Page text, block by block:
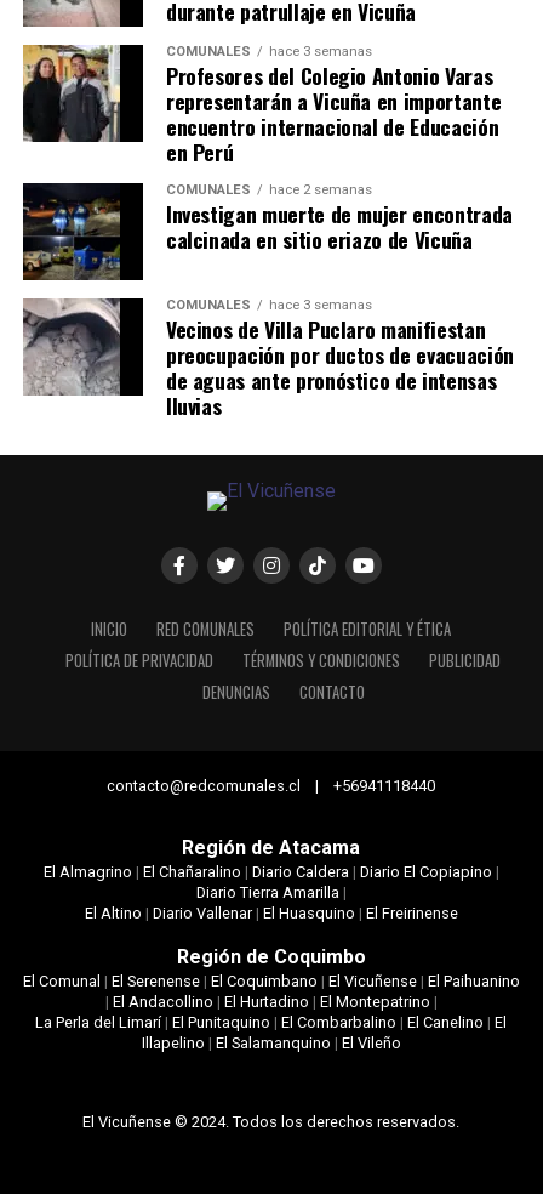
durante patrullaje en Vicuña
COMUNALES hace 3 semanas
Profesores del Colegio Antonio Varas
representarán a Vicuña en importante
encuentro internacional de Educación
en Perú
COMUNALES hace 2 semanas
Investigan muerte de mujer encontrada
calcinada en sitio eriazo de Vicuña
COMUNALES hace 3 semanas
Vecinos de Villa Puclaro manifiestan
preocupación por ductos de evacuación
de aguas ante pronóstico de intensas
lluvias
INICIO RED COMUNALES
POLÍTICA EDITORIAL Y ÉTICA
POLÍTICA DE PRIVACIDAD
TÉRMINOS Y CONDICIONES
PUBLICIDAD
DENUNCIAS
CONTACTO
contacto@redcomunales.cl | +56941118440
Región de Atacama
El Almagrino | El Chañaralino | Diario Caldera | Diario El Copiapino |
Diario Tierra Amarilla |
El Altino | Diario Vallenar| El Huasquino | El Freirinense
Región de Coquimbo
El Comunal | El Serenense| El Coquimbano | El Vicuñense| El Paihuanino
| El Andacollino | El Hurtadino | El Montepatrino |
La Perla del Limarí|El Punitaquino |El Combarbalino |El Canelino |El
Illapelino | El Salamanquino | El Vileño
El Vicuñense © 2024. Todos los derechos reservados.